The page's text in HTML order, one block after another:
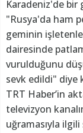
Karadeniz'de bir
"Rusya'da ham
geminin
dairesinde
vurulduğunu
sevk edildi" diye
TRT Haber’in
televizyon
uğramasıyla ilgili